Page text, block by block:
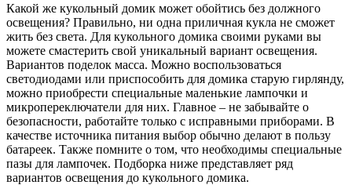
Какой же кукольный домик может обойтись без должного
освещения? Правильно, ни одна приличная кукла не сможет
жить без света. Для кукольного домика своими руками вы
можете смастерить свой уникальный вариант освещения.
Вариантов поделок масса. Можно воспользоваться
светодиодами или приспособить для домика старую гирлянду,
можно приобрести специальные маленькие лампочки и
микропереключатели для них. Главное – не забывайте о
безопасности, работайте только с исправными приборами. В
качестве источника питания выбор обычно делают в пользу
батареек. Также помните о том, что необходимы специальные
пазы для лампочек. Подборка ниже представляет ряд
вариантов освещения до кукольного домика.